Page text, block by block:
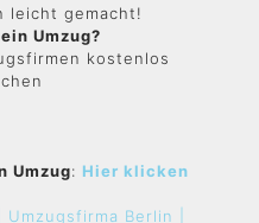
leicht gemacht!
Umzug?
kostenlos
Umzug: Hier klicken
Umzugsfirma Berlin |